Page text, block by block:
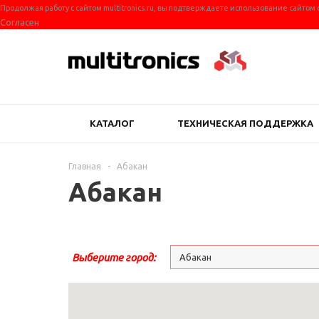
Продолжая работу с сайтом multitronics.ru, вы подтверждаете использование
Согласен
КАТАЛОГ ТЕХНИЧЕСКАЯ ПОДДЕРЖКА
Главная - Абакан
Абакан
Выберите город: Абакан